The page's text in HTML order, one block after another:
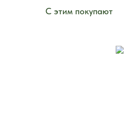
С этим покупают